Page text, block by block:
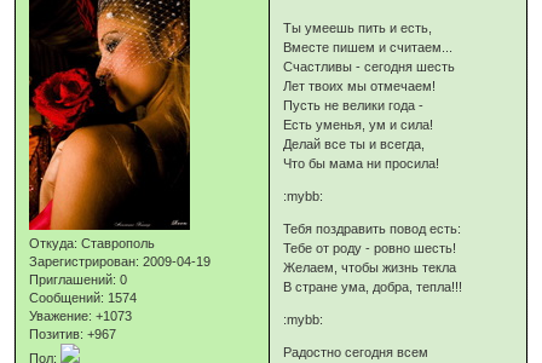
Откуда: Ставрополь
Зарегистрирован: 2009-04-19
Приглашений: 0
Сообщений: 1574
Уважение: +1073
Позитив: +967
Пол:
Ты умеешь пить и есть,
Вместе пишем и считаем...
Счастливы - сегодня шесть
Лет твоих мы отмечаем!
Пусть не велики года -
Есть уменья, ум и сила!
Делай все ты и всегда,
Что бы мама ни просила!
:mybb:
Тебя поздравить повод есть:
Тебе от роду - ровно шесть!
Желаем, чтобы жизнь текла
В стране ума, добра, тепла!!!
:mybb:
Радостно сегодня всем